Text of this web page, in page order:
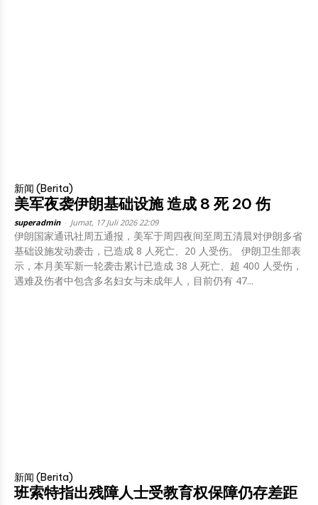
新闻 (Berita)
美军夜袭伊朗基础设施 造成 8 死 20 伤
superadmin Jumat, 17 Juli 2026 22:09
伊朗国家通讯社周五通报，美军于周四夜间至周五清晨对伊朗多省
基础设施发动袭击，已造成 8 人死亡、20 人受伤。 伊朗卫生部表
示，本月美军新一轮袭击累计已造成 38 人死亡、超 400 人受伤，
遇难及伤者中包含多名妇女与未成年人，目前仍有 47...
新闻 (Berita)
班索特指出残障人士受教育权保障仍存差距